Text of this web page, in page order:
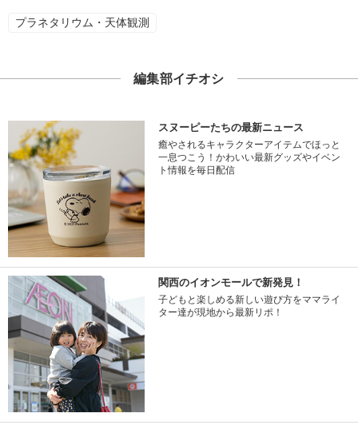
プラネタリウム・天体観測
編集部イチオシ
スヌーピーたちの最新ニュース
癒やされるキャラクターアイテムでほっと
一息つこう！かわいい最新グッズやイベン
ト情報を毎日配信
関西のイオンモールで新発見！
子どもと楽しめる新しい遊び方をママライ
ター達が現地から最新リポ！